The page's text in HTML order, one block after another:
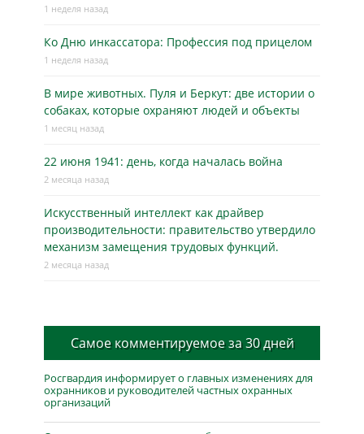
1 неделя назад
Ко Дню инкассатора: Профессия под прицелом
1 неделя назад
В мире животных. Пуля и Беркут: две истории о
собаках, которые охраняют людей и объекты
1 месяц назад
22 июня 1941: день, когда началась война
2 месяца назад
Искусственный интеллект как драйвер
производительности: правительство утвердило
механизм замещения трудовых функций.
2 месяца назад
Самое комментируемое за 30 дней
Росгвардия информирует о главных изменениях для
охранников и руководителей частных охранных
организаций